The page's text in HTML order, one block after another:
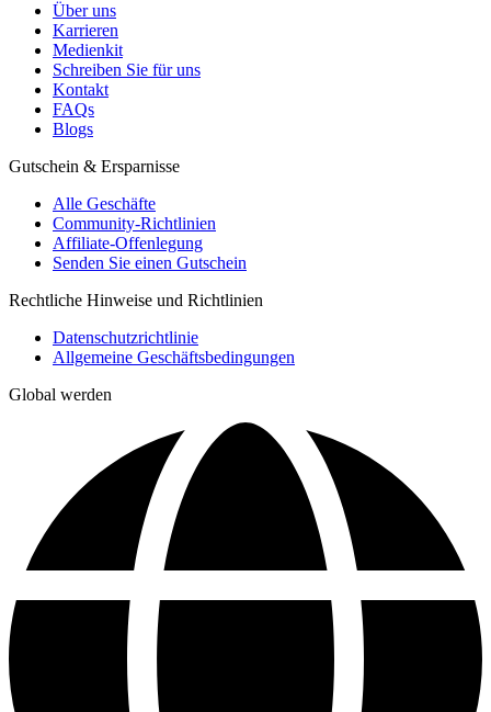
Über uns
Karrieren
Medienkit
Schreiben Sie für uns
Kontakt
FAQs
Blogs
Gutschein & Ersparnisse
Alle Geschäfte
Community-Richtlinien
Affiliate-Offenlegung
Senden Sie einen Gutschein
Rechtliche Hinweise und Richtlinien
Datenschutzrichtlinie
Allgemeine Geschäftsbedingungen
Global werden